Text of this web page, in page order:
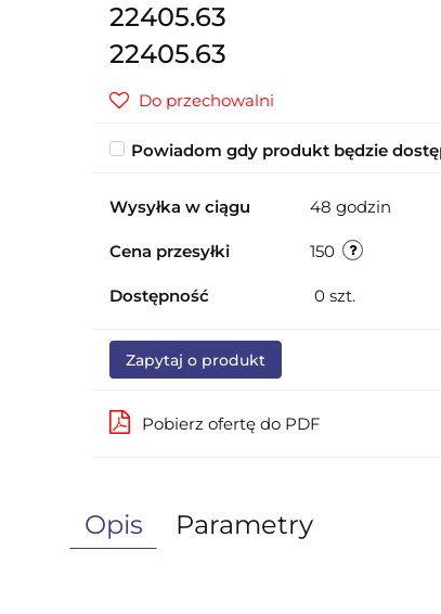
22405.63
22405.63
Do przechowalni
Powiadom gdy produkt będzie
Wysyłka w ciągu 48 godzin
Cena przesyłki 150
Dostępność 0 szt.
Zapytaj o produkt
Pobierz ofertę do PDF
Opis Parametry